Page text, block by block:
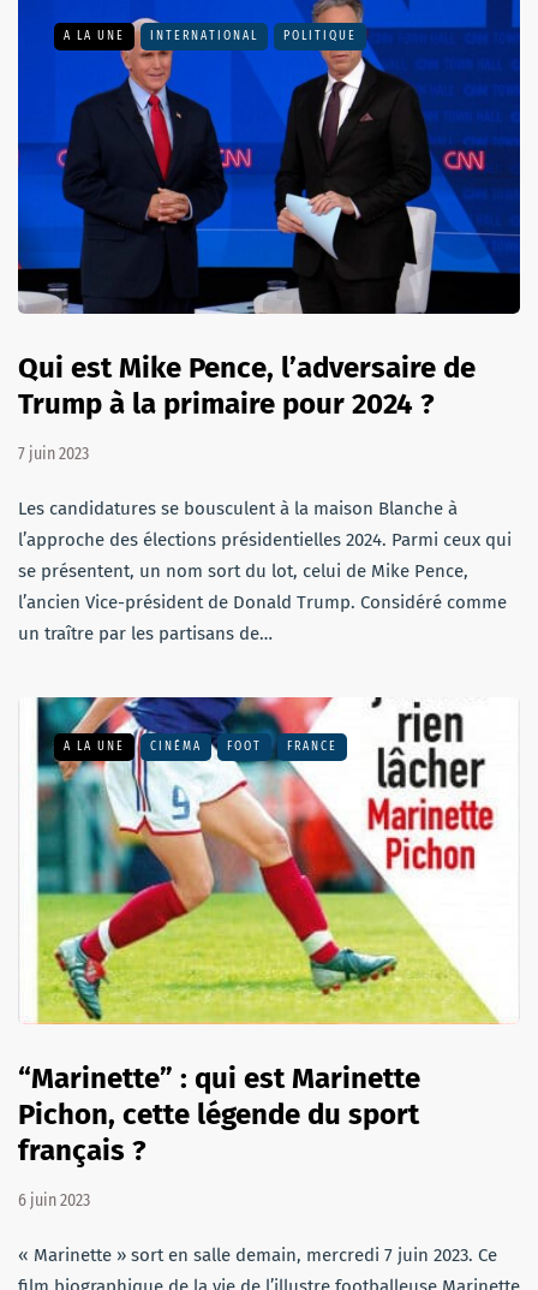
A LA UNE INTERNATIONAL POLITIQUE
Qui est Mike Pence, l’adversaire de
Trump à la primaire pour 2024 ?
7 juin 2023
Les candidatures se bousculent à la maison Blanche à
l’approche des élections présidentielles 2024. Parmi ceux qui
se présentent, un nom sort du lot, celui de Mike Pence,
l’ancien Vice-président de Donald Trump. Considéré comme
un traître par les partisans de…
A LA UNE CINÉMA FOOT FRANCE
“Marinette” : qui est Marinette
Pichon, cette légende du sport
français ?
6 juin 2023
« Marinette » sort en salle demain, mercredi 7 juin 2023. Ce